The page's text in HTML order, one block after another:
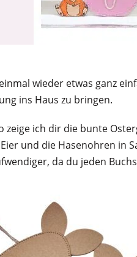
wieder etwas ganz
ins Haus zu bringen.
zeige ich dir die bunte
und die Hasenohren in
da du jeden